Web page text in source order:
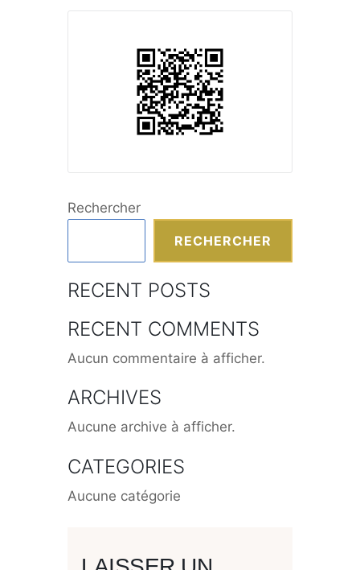
Rechercher
RECHERCHER
RECENT POSTS
RECENT COMMENTS
Aucun commentaire à afficher.
ARCHIVES
Aucune archive à afficher.
CATEGORIES
Aucune catégorie